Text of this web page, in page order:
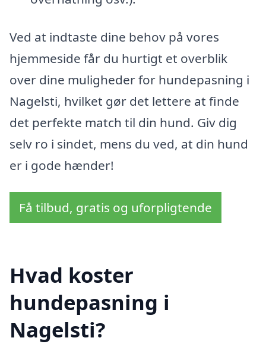
Ved at indtaste dine behov på vores
hjemmeside får du hurtigt et overblik
over dine muligheder for hundepasning i
Nagelsti, hvilket gør det lettere at finde
det perfekte match til din hund. Giv dig
selv ro i sindet, mens du ved, at din hund
er i gode hænder!
Få tilbud, gratis og uforpligtende
Hvad koster
hundepasning i
Nagelsti?